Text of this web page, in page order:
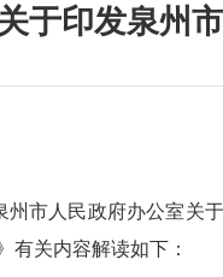
于印发泉州
州市人民政府办公室关
有关内容解读如下：